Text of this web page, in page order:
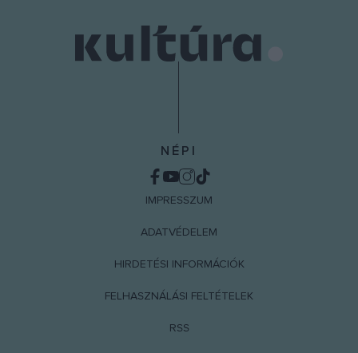
NÉPI
IMPRESSZUM
ADATVÉDELEM
HIRDETÉSI INFORMÁCIÓK
FELHASZNÁLÁSI FELTÉTELEK
RSS